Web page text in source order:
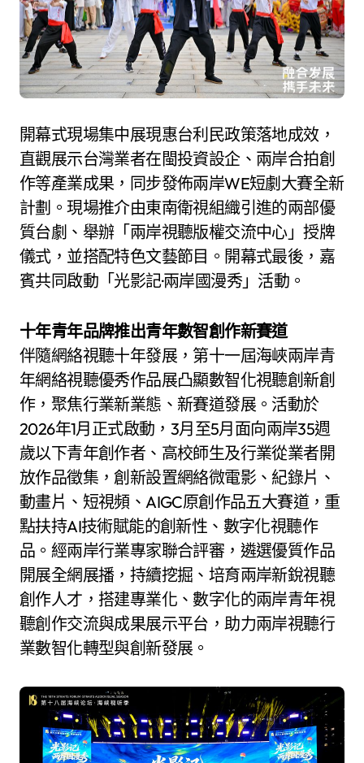
開幕式現場集中展現惠台利民政策落地成效，
直觀展示台灣業者在閩投資設企、兩岸合拍創
作等產業成果，同步發佈兩岸WE短劇大賽全新
計劃。現場推介由東南衛視組織引進的兩部優
質台劇、舉辦「兩岸視聽版權交流中心」授牌
儀式，並搭配特色文藝節目。開幕式最後，嘉
賓共同啟動「光影記·兩岸國漫秀」活動。
十年青年品牌推出青年數智創作新賽道
伴隨網絡視聽十年發展，第十一屆海峽兩岸青
年網絡視聽優秀作品展凸顯數智化視聽創新創
作，聚焦行業新業態、新賽道發展。活動於
2026年1月正式啟動，3月至5月面向兩岸35週
歲以下青年創作者、高校師生及行業從業者開
放作品徵集，創新設置網絡微電影、紀錄片、
動畫片、短視頻、AIGC原創作品五大賽道，重
點扶持AI技術賦能的創新性、數字化視聽作
品。經兩岸行業專家聯合評審，遴選優質作品
開展全網展播，持續挖掘、培育兩岸新銳視聽
創作人才，搭建專業化、數字化的兩岸青年視
聽創作交流與成果展示平台，助力兩岸視聽行
業數智化轉型與創新發展。